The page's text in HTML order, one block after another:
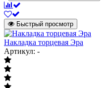
Быстрый просмотр
Накладка торцевая Эра
Артикул: -